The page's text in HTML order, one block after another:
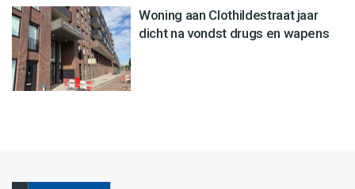
Woning aan Clothildestraat jaar
dicht na vondst drugs en wapens